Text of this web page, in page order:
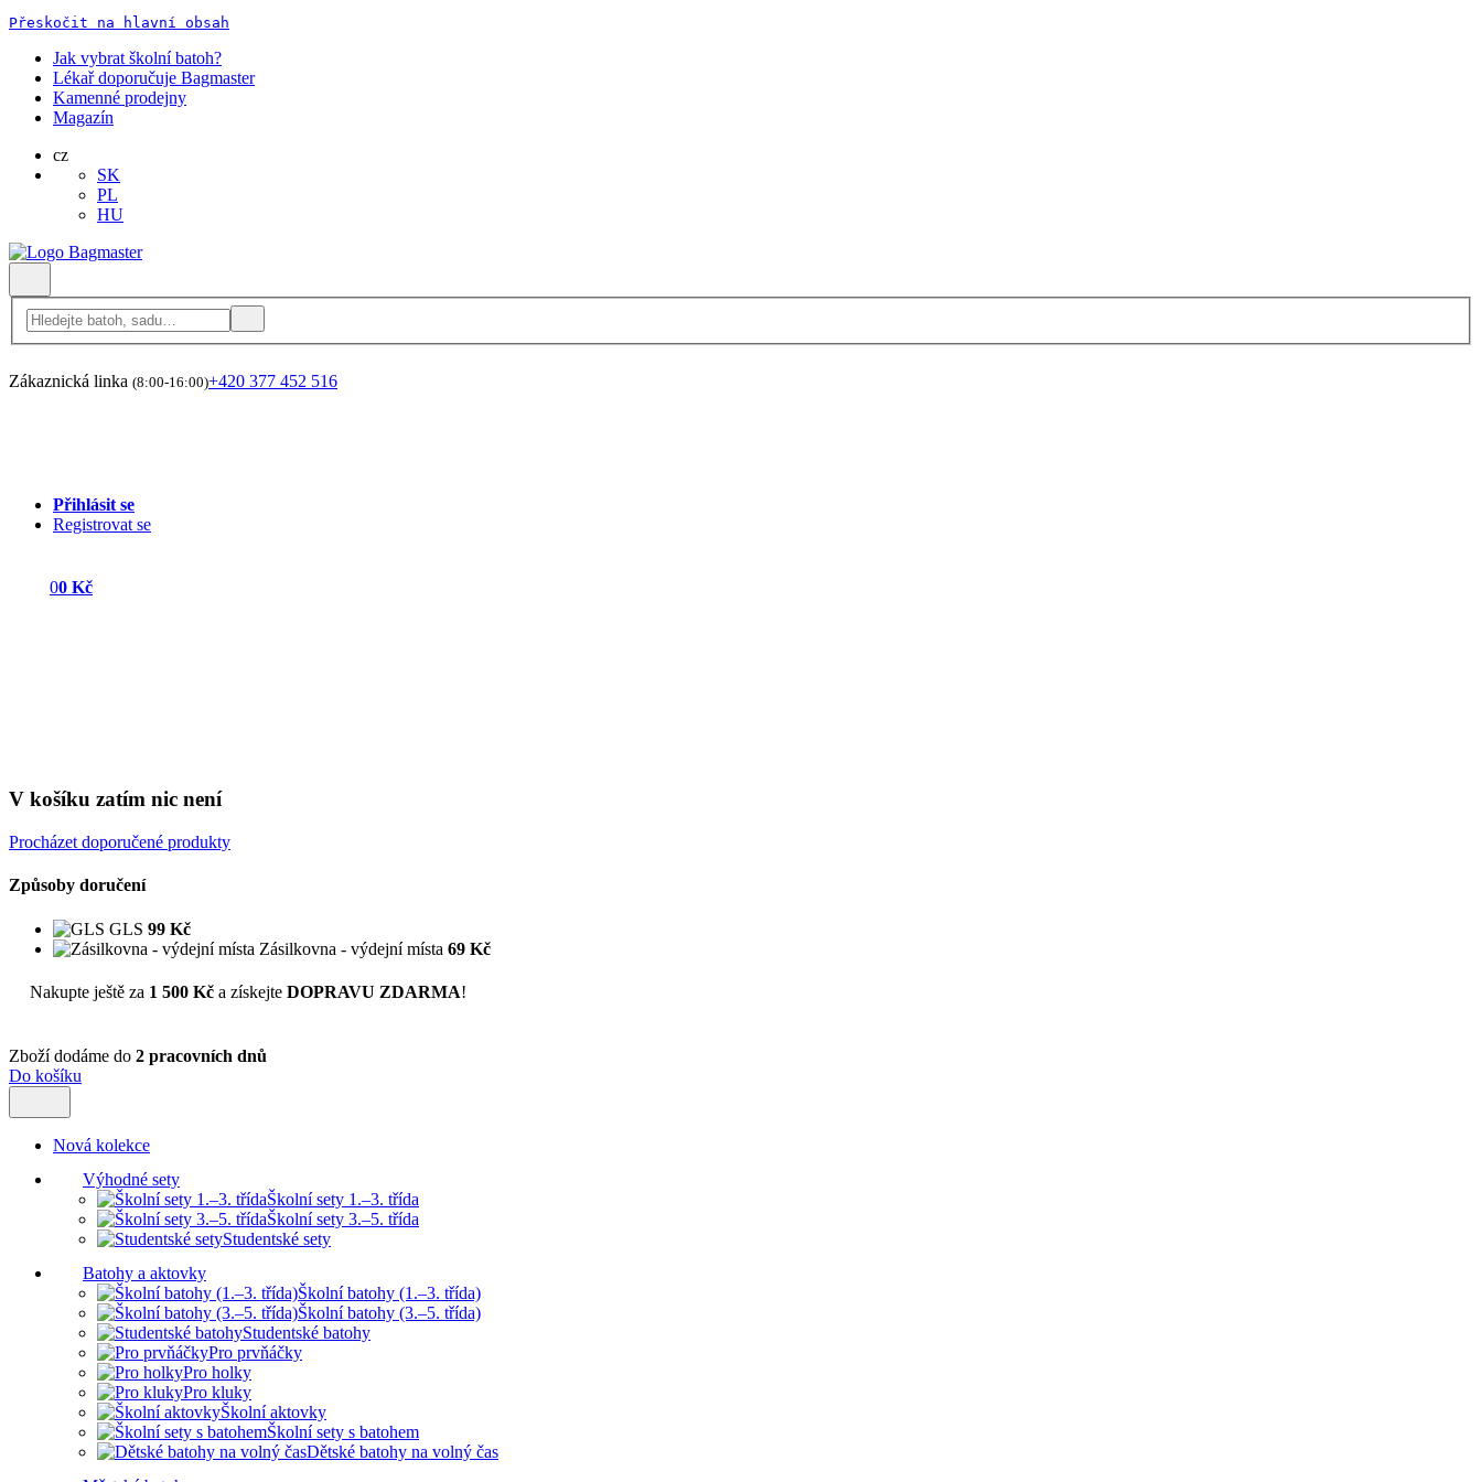
Přeskočit na hlavní obsah
Jak vybrat školní batoh?
Lékař doporučuje Bagmaster
Kamenné prodejny
Magazín
cz
SK
PL
HU
Zákaznická linka (8:00-16:00)+420 377 452 516
Přihlásit se
Registrovat se
00 Kč
V košíku zatím nic není
Procházet doporučené produkty
Způsoby doručení
GLS 99 Kč
Zásilkovna - výdejní místa 69 Kč
Nakupte ještě za 1 500 Kč a získejte DOPRAVU ZDARMA!
Zboží dodáme do 2 pracovních dnů
Do košíku
Nová kolekce
Výhodné sety
Školní sety 1.–3. třída
Školní sety 3.–5. třída
Studentské sety
Batohy a aktovky
Školní batohy (1.–3. třída)
Školní batohy (3.–5. třída)
Studentské batohy
Pro prvňáčky
Pro holky
Pro kluky
Školní aktovky
Školní sety s batohem
Dětské batohy na volný čas